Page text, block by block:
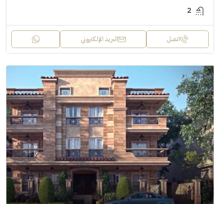
2
اتصل البريد الإلكتروني